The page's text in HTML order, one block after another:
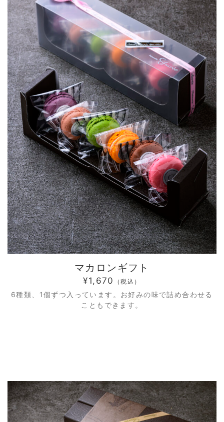
マカロンギフト
¥1,670 （税込）
6種類、1個ずつ入っています。お好みの味で詰め合わせる
こともできます。